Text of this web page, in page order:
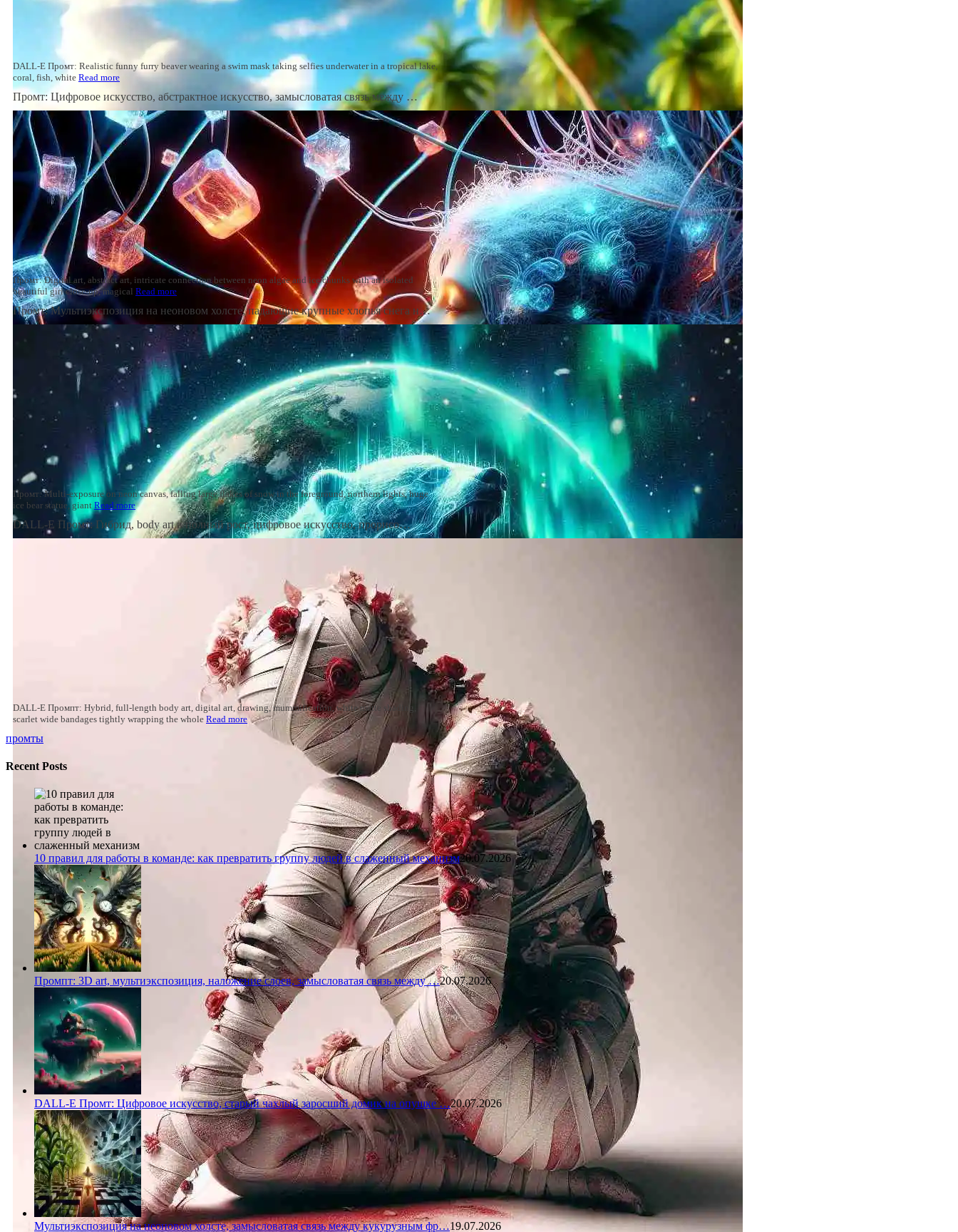
DALL-E Промт: Realistic funny furry beaver wearing a swim mask taking selfies underwater in a tropical lake,
coral, fish, white Read more
Промт: Цифровое искусство, абстрактное искусство, замысловатая связь между …
Промт: Digital art, abstract art, intricate connection between neon algae and ice chunks with an isolated
beautiful girl close-up, magical Read more
Промт: Мультиэкспозиция на неоновом холсте, падающие крупные хлопья снега н…
Промт: Multi-exposure on neon canvas, falling large flakes of snow in the foreground, northern lights, huge
ice bear statue, giant Read more
DALL-E Промт: Гибрид, body art в полный рост, цифровое искусство, прорисо…
DALL-E Промпт: Hybrid, full-length body art, digital art, drawing, mummification, white matte shading,
scarlet wide bandages tightly wrapping the whole Read more
промты
Recent Posts
10 правил для работы в команде: как превратить группу людей в слаженный механизм20.07.2026
Промпт: 3D art, мультиэкспозиция, наложение слоев, замысловатая связь между …20.07.2026
DALL-E Промт: Цифровое искусство, старый чахлый заросший домик на опушке …20.07.2026
Мультиэкспозиция на неоновом холсте, замысловатая связь между кукурузным фр…19.07.2026